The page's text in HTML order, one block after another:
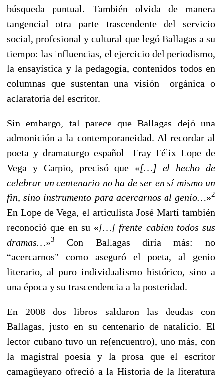
búsqueda puntual. También olvida de manera
tangencial otra parte trascendente del servicio
social, profesional y cultural que legó Ballagas a su
tiempo: las influencias, el ejercicio del periodismo,
la ensayística y la pedagogía, contenidos todos en
columnas que sustentan una visión orgánica o
aclaratoria del escritor.
Sin embargo, tal parece que Ballagas dejó una
admonición a la contemporaneidad. Al recordar al
poeta y dramaturgo español Fray Félix Lope de
Vega y Carpio, precisó que «[…] el hecho de
celebrar un centenario no ha de ser en sí mismo un
fin, sino instrumento para acercarnos al genio…»2
En Lope de Vega, el articulista José Martí también
reconoció que en su «[…] frente cabían todos sus
dramas…»3
Con Ballagas diría más: no
“acercarnos” como aseguró el poeta, al genio
literario, al puro individualismo histórico, sino a
una época y su trascendencia a la posteridad.
En 2008 dos libros saldaron las deudas con
Ballagas, justo en su centenario de natalicio. El
lector cubano tuvo un re(encuentro), uno más, con
la magistral poesía y la prosa que el escritor
camagüeyano ofreció a la Historia de la literatura